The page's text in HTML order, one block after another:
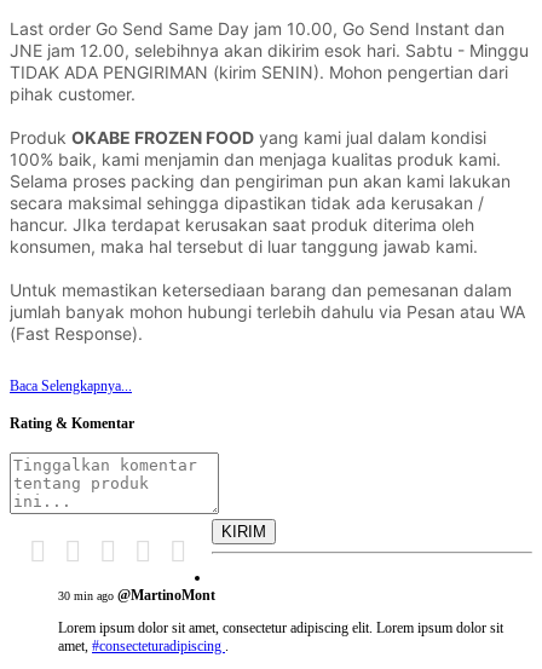
Last order Go Send Same Day jam 10.00, Go Send Instant dan
JNE jam 12.00, selebihnya akan dikirim esok hari. Sabtu - Minggu
TIDAK ADA PENGIRIMAN (kirim SENIN). Mohon pengertian dari
pihak customer.
Produk OKABE FROZEN FOOD yang kami jual dalam kondisi
100% baik, kami menjamin dan menjaga kualitas produk kami.
Selama proses packing dan pengiriman pun akan kami lakukan
secara maksimal sehingga dipastikan tidak ada kerusakan /
hancur. JIka terdapat kerusakan saat produk diterima oleh
konsumen, maka hal tersebut di luar tanggung jawab kami.
Untuk memastikan ketersediaan barang dan pemesanan dalam
jumlah banyak mohon hubungi terlebih dahulu via Pesan atau WA
(Fast Response).
Baca Selengkapnya...
Rating & Komentar
KIRIM
30 min ago @MartinoMont
Lorem ipsum dolor sit amet, consectetur adipiscing elit. Lorem ipsum dolor sit
amet, #consecteturadipiscing